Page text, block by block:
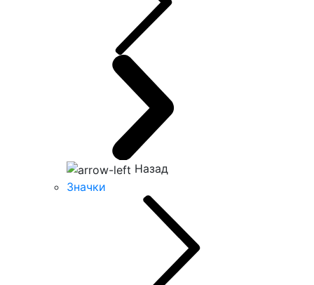
Назад
Значки